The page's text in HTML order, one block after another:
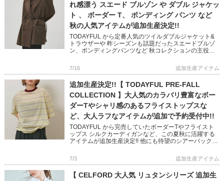
れ感漂う スエード ブルゾン や ダブル ジャケッ
ト 、 ボーダー T、 ボンディング パンツ など
秋の人気アイテムが追加生産決定!!
TODAYFUL から定番人気のツイルダブルジャケット&
トラウザーや 昨シーズンも話題だったスエードブルゾ
ン、ボンディングパンツなど 秋コレクションの主役ア
活躍 […]
7/16 追加生産アイテム
追加生産決定!!【 TODAYFUL PRE-FALL
COLLECTION 】大人気のカラバリ豊富なボー
ダーTやシャリ感のあるフライストップスな
ど、大人ラフなアイテムが追加で予約受付中!!
TODAYFUL から完売していたボーダーTやフライスト
ップス シルクカーディガンなど、この夏秋に活躍する
アイテムが追加生産決定!! 他にも待望のシアーバックパ
トップも予 […]
7/3 追加生産アイテム
【 CELFORD 大人気 リュタンシリーズ 追加生